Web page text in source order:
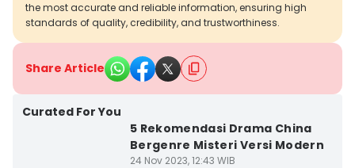
the most accurate and reliable information, ensuring high
standards of quality, credibility, and trustworthiness.
Share Article
Curated For You
5 Rekomendasi Drama China
Bergenre Misteri Versi Modern
24 Nov 2023, 12:43 WIB